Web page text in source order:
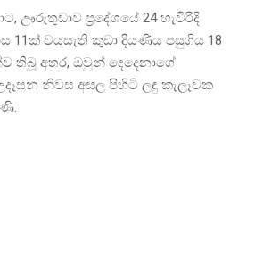
ඌරුතුඩාව ප්‍රදේශයේ 24 හැවිරිදි
11ක් වයසැති කුඩා දියණිය පසුගිය 18
තිබූ අතර, ඔවුන් දෙදෙනාගේ
නිවස අසල පිහිටි ලඳු කැලෑවක